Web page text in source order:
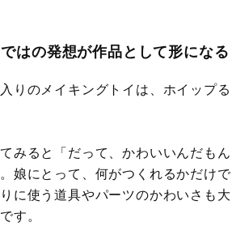
はの発想が作品として形になる
りのメイキングトイは、ホイップる
みると「だって、かわいいんだもん
娘にとって、何がつくれるかだけで
に使う道具やパーツのかわいさも大
す。